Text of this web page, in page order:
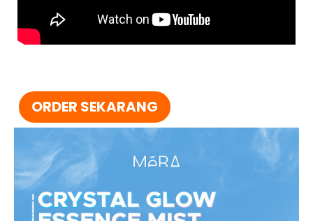
ORDER SEKARANG